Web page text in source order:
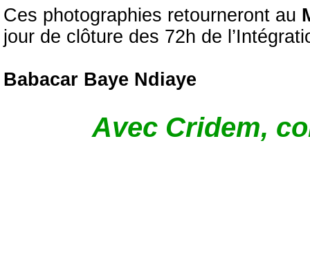
Ces photographies retourneront au
jour de clôture des 72h de
Babacar Baye Ndiaye
Avec Cridem,